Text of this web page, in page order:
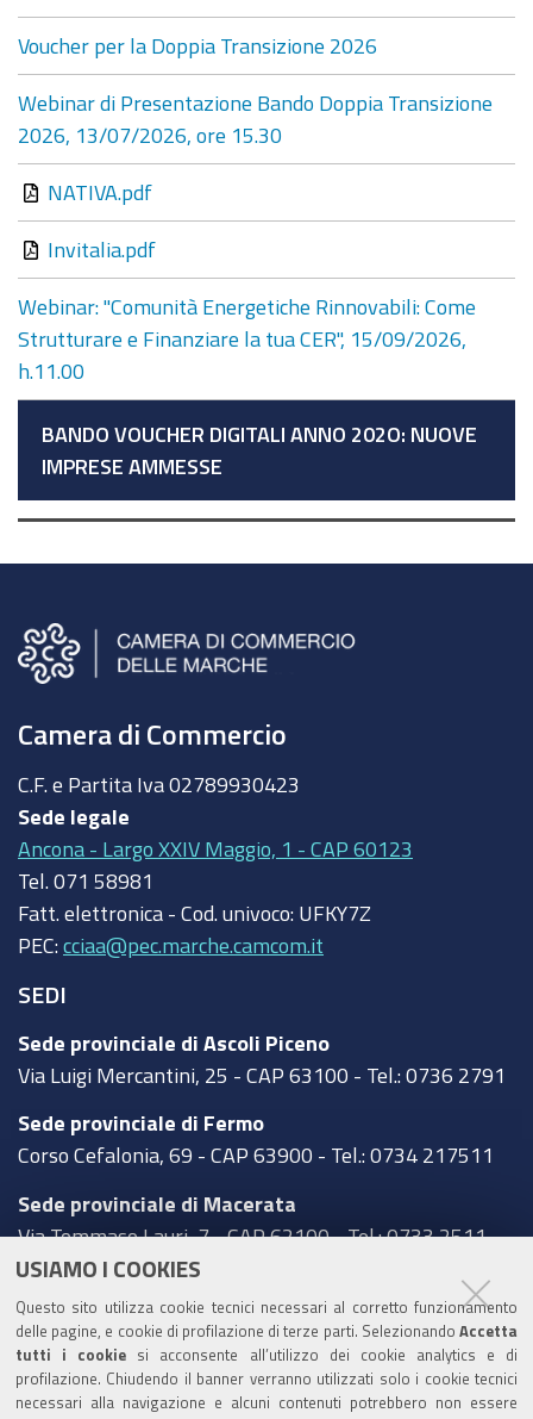
USIAMO I COOKIES
Questo sito utilizza cookie tecnici necessari al corretto funzionamento
delle pagine, e cookie di profilazione di terze parti. Selezionando Accetta
tutti i cookie si acconsente all’utilizzo dei cookie analytics e di
profilazione. Chiudendo il banner verranno utilizzati solo i cookie tecnici
necessari alla navigazione e alcuni contenuti potrebbero non essere
Voucher per la Doppia Transizione 2026
Webinar di Presentazione Bando Doppia Transizione
2026, 13/07/2026, ore 15.30
NATIVA.pdf
Invitalia.pdf
Webinar: "Comunità Energetiche Rinnovabili: Come
Strutturare e Finanziare la tua CER", 15/09/2026,
h.11.00
BANDO VOUCHER DIGITALI ANNO 202O: NUOVE
IMPRESE AMMESSE
Camera di Commercio
C.F. e Partita Iva 02789930423
Sede legale
Ancona - Largo XXIV Maggio, 1 - CAP 60123
Tel. 071 58981
Fatt. elettronica - Cod. univoco: UFKY7Z
PEC: cciaa@pec.marche.camcom.it
SEDI
Sede provinciale di Ascoli Piceno
Via Luigi Mercantini, 25 - CAP 63100 - Tel.: 0736 2791
Sede provinciale di Fermo
Corso Cefalonia, 69 - CAP 63900 - Tel.: 0734 217511
Sede provinciale di Macerata
Via Tommaso Lauri, 7 - CAP 62100 - Tel.: 0733 2511
Sede provinciale di Pesaro Urbino
Corso XI Settembre, 116 - CAP 61121 - Tel.: 0721
3571
TRASPARENZA